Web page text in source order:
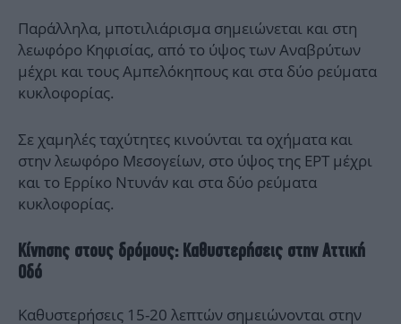
Παράλληλα, μποτιλιάρισμα σημειώνεται και στη
λεωφόρο Κηφισίας, από το ύψος των Αναβρύτων
μέχρι και τους Αμπελόκηπους και στα δύο ρεύματα
κυκλοφορίας.
Σε χαμηλές ταχύτητες κινούνται τα οχήματα και
στην λεωφόρο Μεσογείων, στο ύψος της ΕΡΤ μέχρι
και το Ερρίκο Ντυνάν και στα δύο ρεύματα
κυκλοφορίας.
Κίνησης στους δρόμους: Καθυστερήσεις στην Αττική
Οδό
Καθυστερήσεις 15-20 λεπτών σημειώνονται στην